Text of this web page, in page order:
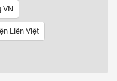
VN
Liên Việt